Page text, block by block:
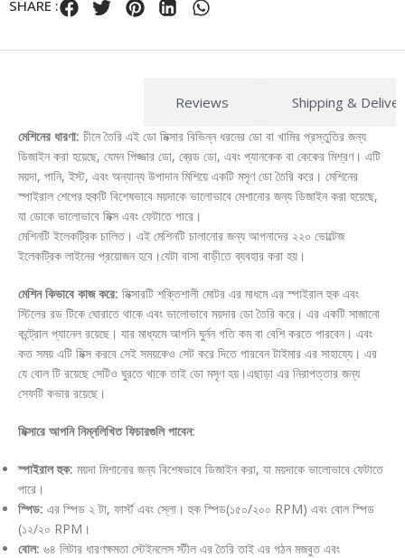
SHARE :
Reviews Shipping &
মেশিনের ধারণা: চীনে তৈরি এই ডো মিক্সার বিভিন্ন ধরনের ডো বা খামির প্রস্তুতির জন্য
ডিজাইন করা হয়েছে, যেমন পিজ্জার ডো, ব্রেড ডো, এবং প্যানকেক বা কেকের মিশ্রণ। এটি
ময়দা, পানি, ইস্ট, এবং অন্যান্য উপাদান মিশিয়ে একটি মসৃণ ডো তৈরি করে। মেশিনের
স্পাইরাল শেপের হুকটি বিশেষভাবে ময়দাকে ভালোভাবে মেশানোর জন্য ডিজাইন করা হয়েছে,
যা ডোকে ভালোভাবে মিক্স এবং ফেটাতে পারে।
মেশিনটি ইলেকট্রিক চালিত। এই মেশিনটি চালানোর জন্য আপনাদের ২২০ ভোল্টেজ
ইলেকট্রিক লাইনের প্রয়োজন হবে।যেটা বাসা বাড়ীতে ব্যবহার করা হয়।
মেশিন কিভাবে কাজ করে: মিক্সারটি শক্তিশালী মোটর এর মাধমে এর স্পাইরাল হুক এবং
স্টিলের রড টিকে ঘোরাতে থাকে এবং ভালোভাবে ময়দার ডো তৈরি করে। এর একটি সাজানো
কন্ট্রোল প্যানেল রয়েছে। যার মাধ্যমে আপনি ঘুর্নন গতি কম বা বেশি করতে পারবেন। এবং
কত সময় এটি মিক্স করবে সেই সময়কেও সেট করে দিতে পারবেন টাইমার এর সাহায্যে। এর
যে বোল টি রয়েছে সেটিও ঘুরতে থাকে তাই ডো মসৃণ হয়।এছাড়া এর নিরাপত্তার জন্য
সেফটি কভার রয়েছে।
মিক্সারে আপনি নিম্নলিখিত ফিচারগুলি পাবেন:
স্পাইরাল হুক: ময়দা মিশানোর জন্য বিশেষভাবে ডিজাইন করা, যা ময়দাকে ভালোভাবে ফেটাতে
পারে।
স্পিড: এর স্পিড ২ টা, ফার্স্ট এবং স্লো। হুক স্পিড(১৫০/২০০ RPM) এবং বোল স্পিড
(১২/২০ RPM।
বোল: ৬৪ লিটার ধারণক্ষমতা স্টেইনলেস স্টীল এর তৈরি তাই এর গঠন মজবুত এবং